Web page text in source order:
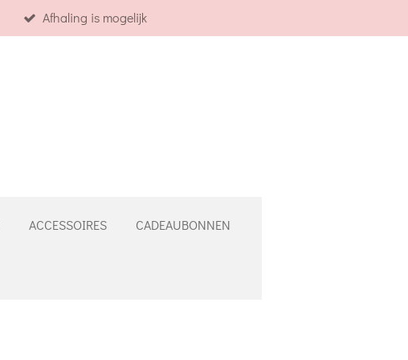
Afhaling is mogelijk
ACCESSOIRES CADEAUBONNEN